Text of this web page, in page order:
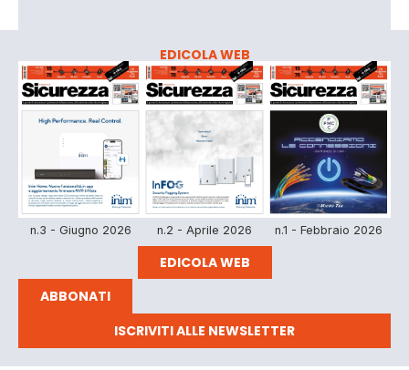
EDICOLA WEB
n.3 - Giugno 2026 n.2 - Aprile 2026 n.1 - Febbraio 2026
EDICOLA WEB
ABBONATI
ISCRIVITI ALLE NEWSLETTER